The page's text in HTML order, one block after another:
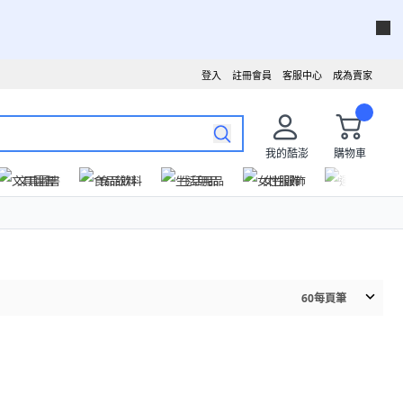
成為賣家
客服中心
註冊會員
登入
我的酷澎
購物車
文具圖書
食品飲料 生活用品 女性服飾
60每頁筆